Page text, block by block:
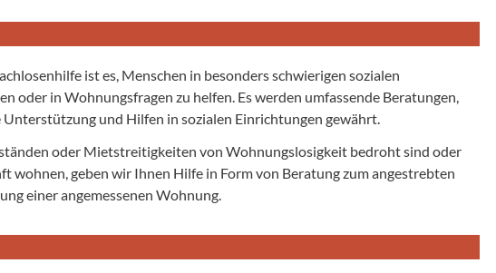
ist es, Menschen in besonders schwierigen sozialen
oder in Wohnungsfragen zu helfen. Es werden umfassende Beratungen,
und Hilfen in sozialen Einrichtungen gewährt.
oder Mietstreitigkeiten von Wohnungslosigkeit bedroht sind oder
wohnen, geben wir Ihnen Hilfe in Form von Beratung zum angestrebten
einer angemessenen Wohnung.